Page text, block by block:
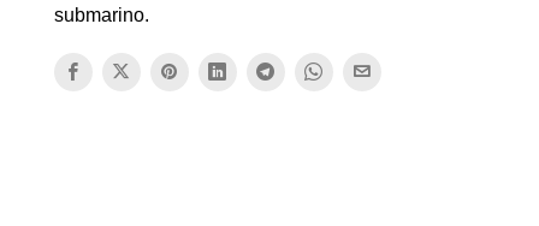
submarino.